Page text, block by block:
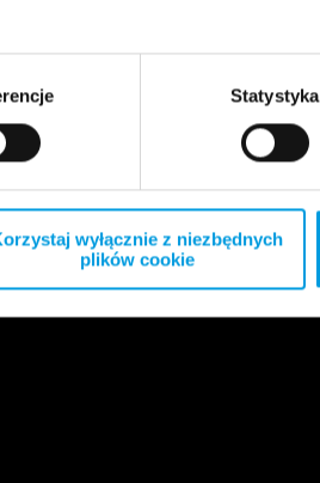
Statystyka
wyłącznie z niezbędnych
plików cookie